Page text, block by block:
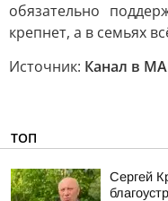
обязательно
крепнет, а в семьях
Источник: Канал в
ТОП
Сергей